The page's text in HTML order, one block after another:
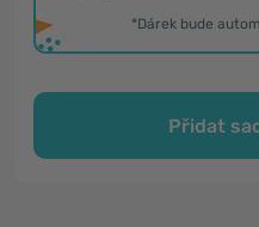
*Dárek bude
Přidat